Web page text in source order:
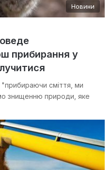
Новини
прибирання у
"прибираючи сміття, ми
знищенню природи, яке